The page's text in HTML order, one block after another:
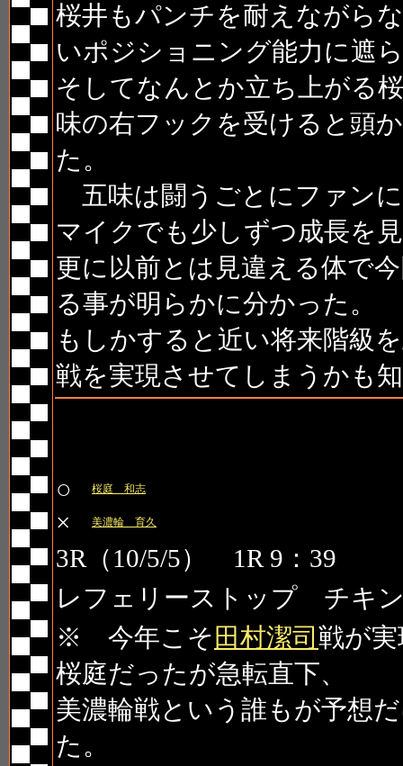
桜井もパンチを耐えながら
いポジショニング能力に遮
そしてなんとか立ち上がる
味の右フックを受けると頭
た。
五味は闘うごとにファン
マイクでも少しずつ成長を
更に以前とは見違える体で
る事が明らかに分かった。
もしかすると近い将来階級
戦を実現させてしまうかも
○
桜庭 和志
× 美濃輪 育久
3R（10/5/5） 1R 9：39
レフェリーストップ チキ
※ 今年こそ 田村潔司 戦が
桜庭だったが急転直下、
美濃輪戦という誰もが予想
た。